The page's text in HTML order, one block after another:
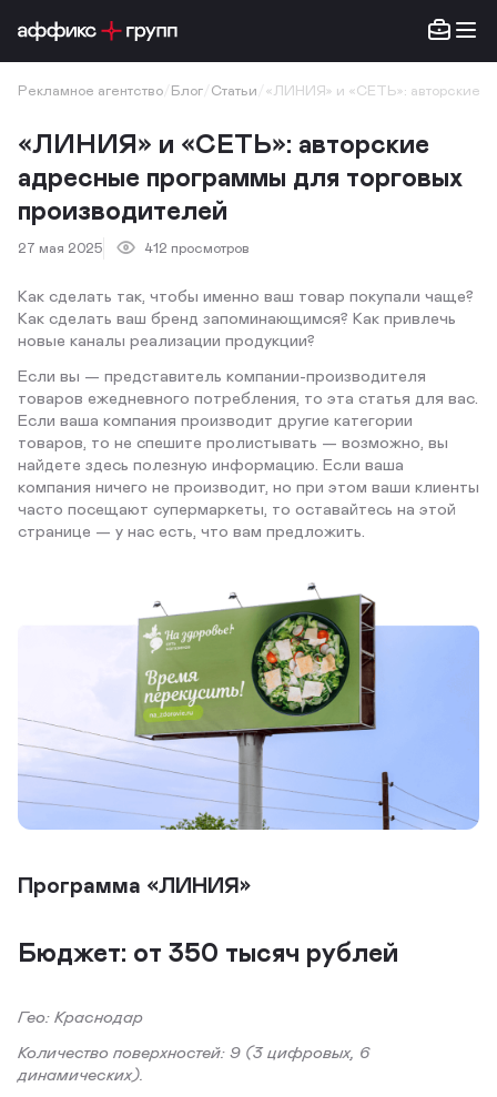
Рекламное агентство Блог Статьи «ЛИНИЯ» и «СЕТЬ»: авторские
«ЛИНИЯ» и «СЕТЬ»: авторские
адресные программы для торговых
производителей
27 мая 2025 412 просмотров
Как сделать так, чтобы именно ваш товар покупали чаще?
Как сделать ваш бренд запоминающимся? Как привлечь
новые каналы реализации продукции?
Если вы — представитель компании-производителя
товаров ежедневного потребления, то эта статья для вас.
Если ваша компания производит другие категории
товаров, то не спешите пролистывать — возможно, вы
найдете здесь полезную информацию. Если ваша
компания ничего не производит, но при этом ваши клиенты
часто посещают супермаркеты, то оставайтесь на этой
странице — у нас есть, что вам предложить.
Программа «ЛИНИЯ»
Бюджет: от 350 тысяч рублей
Гео: Краснодар
Количество поверхностей: 9 (3 цифровых, 6
динамических).